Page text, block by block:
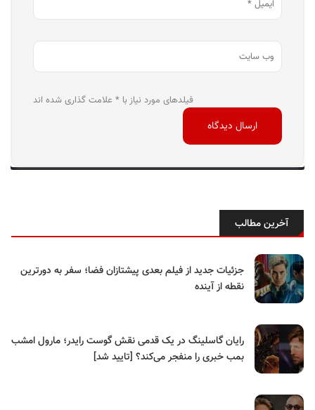
فیلدهای مورد نیاز با * علامت گذاری شده اند
آخرین مطالب
جزئیات جدید از فیلم بعدی پیشتازان فضا؛ سفر به دورترین
نقطه از آینده
رایان گاسلینگ در یک قدمی نقش گوست رایدر؛ مارول امشب
بمب خبری را منفجر می‌کند؟ [تایید شد]